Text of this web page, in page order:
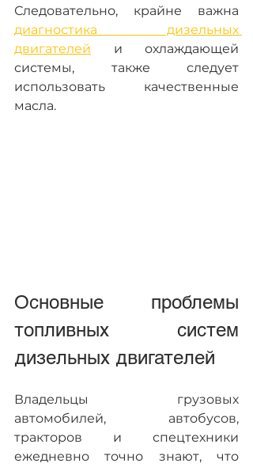
диагностика дизельных
двигателей и охлаждающей
системы, также следует
использовать качественные
масла.
Основные проблемы
топливных систем
дизельных двигателей
Владельцы грузовых
автомобилей, автобусов,
тракторов и спецтехники
ежедневно точно знают, что